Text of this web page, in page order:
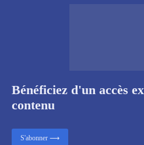
Bénéficiez d'un accès
contenu
S'abonner ⟶